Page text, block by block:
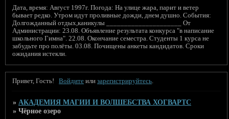
Дата, время: Август 1997г. Погода: На улице жара, парит и ветер
бывает редко. Утром идут проливные дожди, днем душно. События:
Долгожданный отдых,каникулы _____________________ От
Администрации: 23.08. Объявление результата конкурса "в написание
школьного Гимна". 22.08. Окончание семестра. Студенты 1 курса не
забудьте про полёты. 03.08. Почищены анкеты кандидатов. Сроки
ожидания истекли.
Привет, Гость! Войдите илизарегистрируйтесь.
» АКАДЕМИЯ МАГИИ И ВОЛШЕБСТВА ХОГВАРТС
»Чёрное озеро